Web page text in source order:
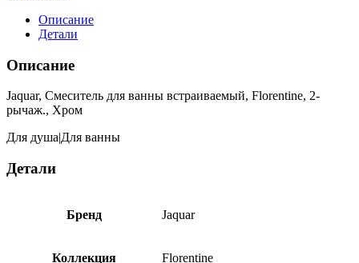
Описание
Детали
Описание
Jaquar, Смеситель для ванны встраиваемый, Florentine, 2-
рычаж., Хром
Для душа|Для ванны
Детали
Бренд Jaquar
Коллекция Florentine